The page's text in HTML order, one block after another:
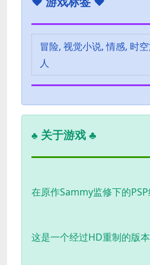
冒险, 视觉小说, 情感, 时
人
♣ 关于游戏 ♣
在原作Sammy监修下的
这是一个经过HD重制的版